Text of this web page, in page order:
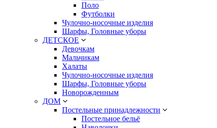
Поло
Футболки
Чулочно-носочные изделия
Шарфы, Головные уборы
ДЕТСКОЕ
Девочкам
Мальчикам
Халаты
Чулочно-носочные изделия
Шарфы, Головные уборы
Новорожденным
ДОМ
Постельные принадлежности
Постельное бельё